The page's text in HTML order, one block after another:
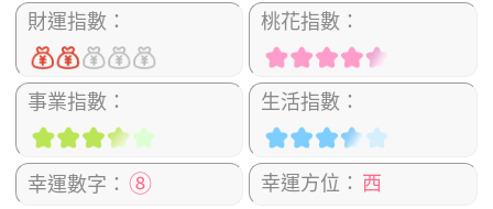
財運指數： 桃花指數：
事業指數： 生活指數：
幸運數字： ⑧ 幸運方位： 西